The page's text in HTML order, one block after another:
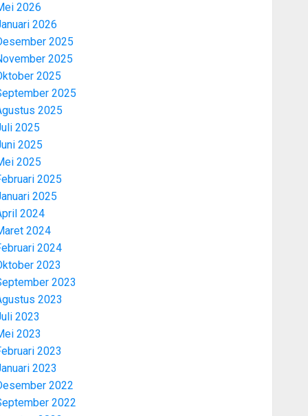
2026
2026
2025
2025
2025
2025
2025
2025
2025
2025
2025
2025
2024
2024
2024
2023
2023
2023
2023
2023
2023
2023
2022
2022